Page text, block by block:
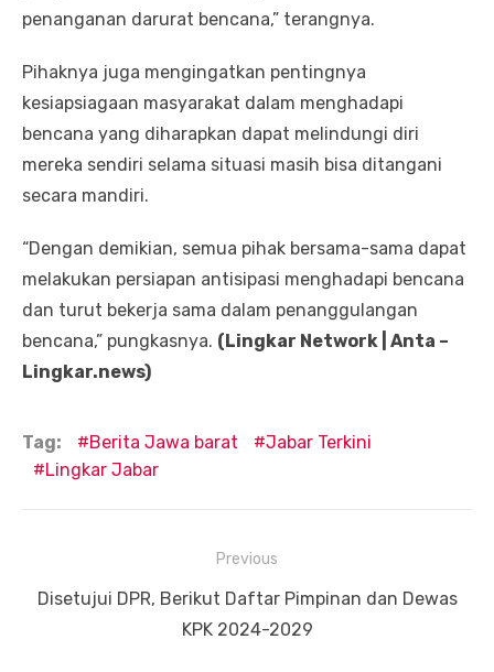
penanganan darurat bencana,” terangnya.
Pihaknya juga mengingatkan pentingnya
kesiapsiagaan masyarakat dalam menghadapi
bencana yang diharapkan dapat melindungi diri
mereka sendiri selama situasi masih bisa ditangani
secara mandiri.
“Dengan demikian, semua pihak bersama-sama dapat
melakukan persiapan antisipasi menghadapi bencana
dan turut bekerja sama dalam penanggulangan
bencana,” pungkasnya. (Lingkar Network | Anta –
Lingkar.news)
Tag: Berita Jawa barat
Jabar Terkini
Lingkar Jabar
pos
Previous
Previous
Disetujui DPR, Berikut Daftar Pimpinan dan Dewas
KPK 2024-2029